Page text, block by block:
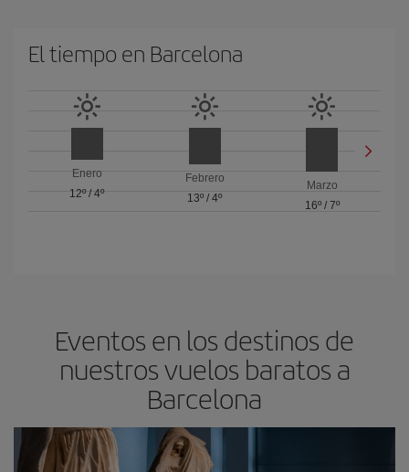
El tiempo en Barcelona
Enero
12º/4º
Febrero
13º / 4º
Marzo
16º/ 7º
Eventos en los destinos de
nuestros vuelos baratos a
Barcelona